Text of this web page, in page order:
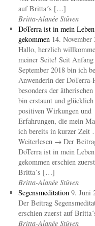
auf Britta´s […]
Britta-Alanée Stüven
DoTerra ist in mein Leben
gekommen 14. November
Hallo, herzlich
meiner Seite! Seit Anfang
September 2018 bin ich
Anwenderin der DoTerra-
besonders der
bin erstaunt und glücklich
positiven Wirkungen und
Erfahrungen, die mein
ich bereits in kurzer Zeit
Weiterlesen → Der
DoTerra ist in mein Leben
gekommen erschien
Britta´s […]
Britta-Alanée Stüven
Segensmeditation 9. Juni
Der Beitrag
erschien zuerst auf
Britta-Alanée Stüven